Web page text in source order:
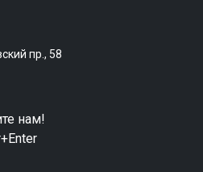
пр., 58
нам!